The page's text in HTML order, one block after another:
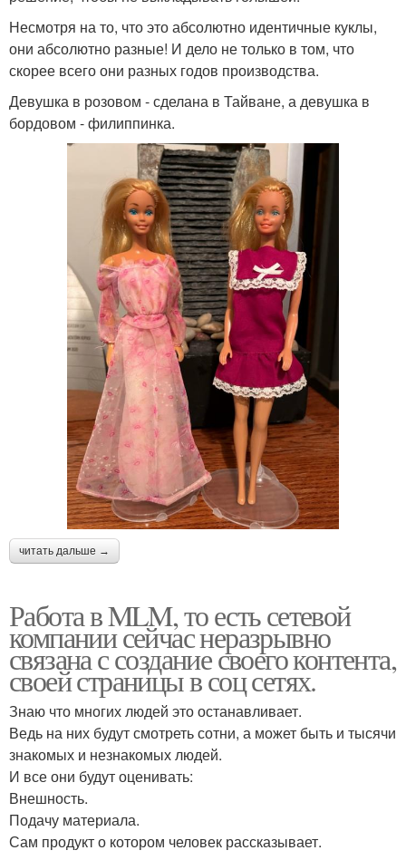
Несмотря на то, что это абсолютно идентичные куклы,
они абсолютно разные! И дело не только в том, что
скорее всего они разных годов производства.
Девушка в розовом - сделана в Тайване, а девушка в
бордовом - филиппинка.
читать дальше →
Работа в MLM, то есть сетевой
компании сейчас неразрывно
связана с создание своего контента,
своей страницы в соц сетях.
Знаю что многих людей это останавливает.
Ведь на них будут смотреть сотни, а может быть и тысячи
знакомых и незнакомых людей.
И все они будут оценивать:
Внешность.
Подачу материала.
Сам продукт о котором человек рассказывает.